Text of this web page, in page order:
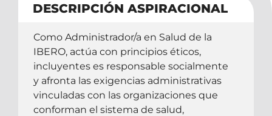
DESCRIPCIÓN ASPIRACIONAL
Como Administrador/a en Salud de la
IBERO, actúa con principios éticos,
incluyentes es responsable socialmente
y afronta las exigencias administrativas
vinculadas con las organizaciones que
conforman el sistema de salud,